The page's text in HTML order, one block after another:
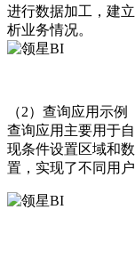
进行数据加工，建
析业务情况。
（2）查询应用示例
查询应用主要用于
现条件设置区域和
置，实现了不同用